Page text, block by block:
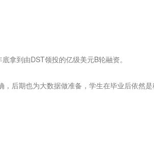
到由DST领投的亿级美元B轮融资。
期也为大数据做准备，学生在毕业后依然是